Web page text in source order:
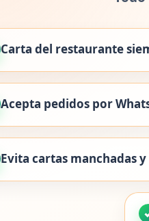
Carta del restaurante
Acepta pedidos por
Evita cartas manchadas